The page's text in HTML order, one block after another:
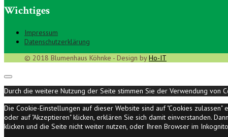
Wichtiges
Impressum
Datenschutzerklärung
© 2018 Blumenhaus Köhnke - Design byHo-IT
Durch die weitere Nutzung der Seite stimmen Sie der Verwendung von
Die Cookie-Einstellungen auf dieser Website sind auf "Cookies
oder auf "Akzeptieren" klicken, erklären Sie sich damit einverstanden.
klicken und die Seite nicht weiter nutzen, oder Ihren Browser im